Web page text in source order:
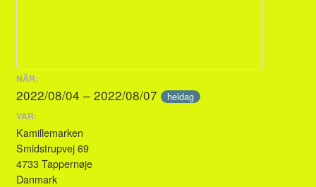
NÄR:
2022/08/04 – 2022/08/07 heldag
VAR:
Kamillemarken
Smidstrupvej 69
4733 Tappernøje
Danmark